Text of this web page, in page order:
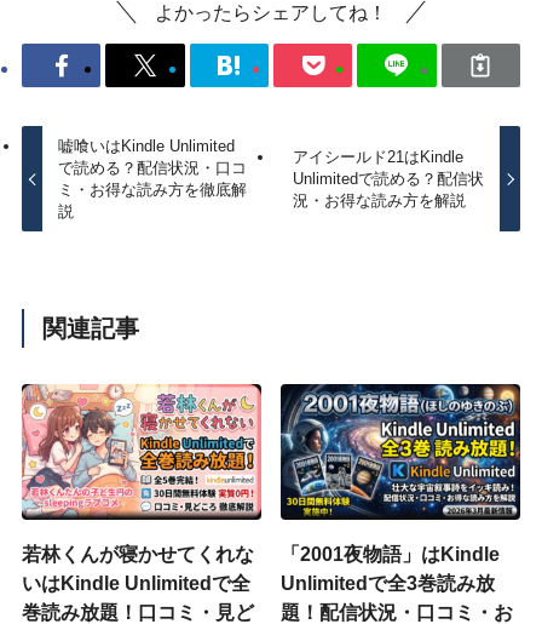
よかったらシェアしてね！
嘘喰いはKindle Unlimited
で読める？配信状況・口コ
ミ・お得な読み方を徹底解
説
アイシールド21はKindle
Unlimitedで読める？配信状
況・お得な読み方を解説
関連記事
若林くんが寝かせてくれな
いはKindle Unlimitedで全
巻読み放題！口コミ・見ど
「2001夜物語」はKindle
Unlimitedで全3巻読み放
題！配信状況・口コミ・お